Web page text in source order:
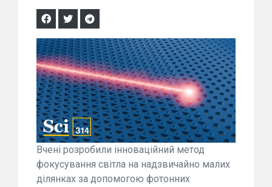
Вчені розробили інноваційний метод
фокусування світла на надзвичайно малих
ділянках за допомогою фотонних